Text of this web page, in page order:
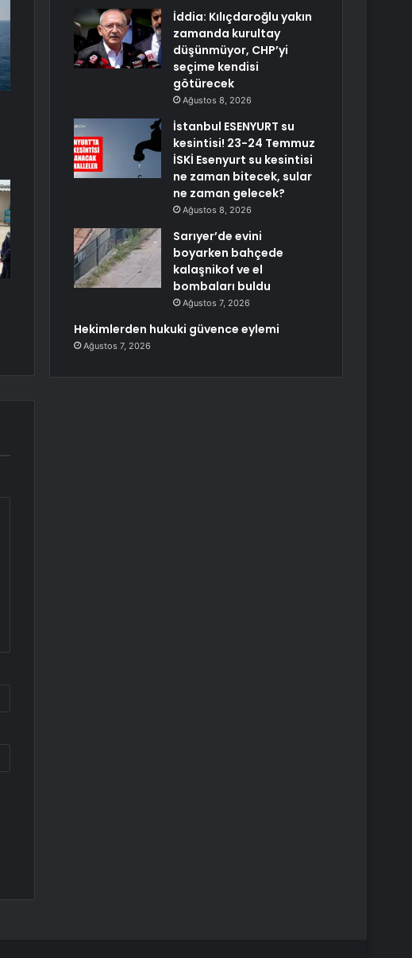
İddia: Kılıçdaroğlu yakın
zamanda kurultay
düşünmüyor, CHP’yi
seçime kendisi
götürecek
Ağustos 8, 2026
İstanbul ESENYURT su
kesintisi! 23-24 Temmuz
İSKİ Esenyurt su kesintisi
ne zaman bitecek, sular
ne zaman gelecek?
Ağustos 8, 2026
Sarıyer’de evini
boyarken bahçede
kalaşnikof ve el
bombaları buldu
Ağustos 7, 2026
Hekimlerden hukuki güvence eylemi
Ağustos 7, 2026